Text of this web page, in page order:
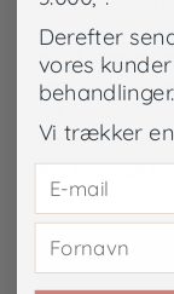
Har du smerter
i en cryosauna
inflammation i
kroppen.
kan forårsage
Derefter
vores
behandlinger.
Vi trækker